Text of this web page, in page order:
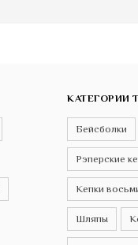
КАТЕГОРИИ
Бейсболки
Рэперские
Кепки
Шляпы